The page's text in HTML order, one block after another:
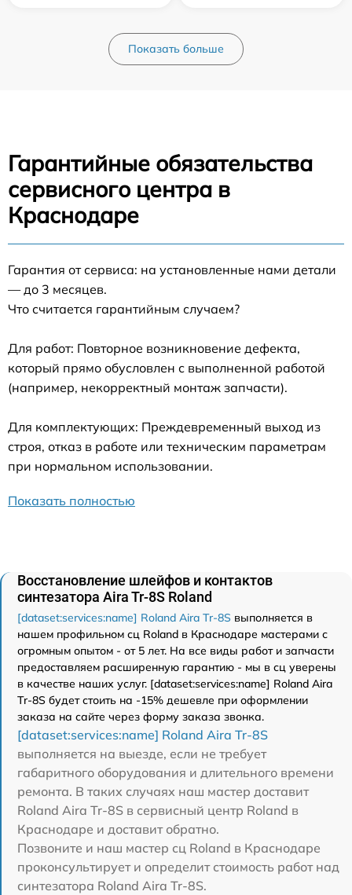
Показать больше
Гарантийные обязательства
сервисного центра в
Краснодаре
Гарантия от сервиса: на установленные нами детали
— до 3 месяцев.
Что считается гарантийным случаем?
Для работ: Повторное возникновение дефекта,
который прямо обусловлен с выполненной работой
(например, некорректный монтаж запчасти).
Для комплектующих: Преждевременный выход из
строя, отказ в работе или техническим параметрам
при нормальном использовании.
Показать полностью
Восстановление шлейфов и контактов
синтезатора Aira Tr-8S Roland
[dataset:services:name] Roland Aira Tr-8S выполняется в
нашем профильном сц Roland в Краснодаре мастерами с
огромным опытом - от 5 лет. На все виды работ и запчасти
предоставляем расширенную гарантию - мы в сц уверены
в качестве наших услуг. [dataset:services:name] Roland Aira
Tr-8S будет стоить на -15% дешевле при оформлении
заказа на сайте через форму заказа звонка.
[dataset:services:name] Roland Aira Tr-8S
выполняется на выезде, если не требует
габаритного оборудования и длительного времени
ремонта. В таких случаях наш мастер доставит
Roland Aira Tr-8S в сервисный центр Roland в
Краснодаре и доставит обратно.
Позвоните и наш мастер сц Roland в Краснодаре
проконсультирует и определит стоимость работ над
синтезатора Roland Aira Tr-8S.